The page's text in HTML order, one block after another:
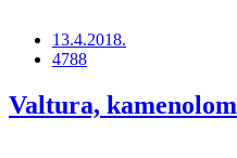
13.4.2018.
4788
Valtura, kamenolom